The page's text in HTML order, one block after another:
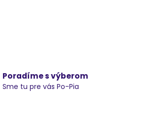
Poradíme s výberom
Sme tu pre vás Po-Pia